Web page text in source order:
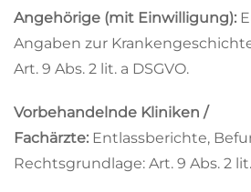
Angehörige (mit Einwilligung):
Angaben zur
Art. 9 Abs. 2 lit. a DSGVO.
Vorbehandelnde Kliniken /
Fachärzte: Entlassberichte,
Rechtsgrundlage: Art. 9 Abs. 2